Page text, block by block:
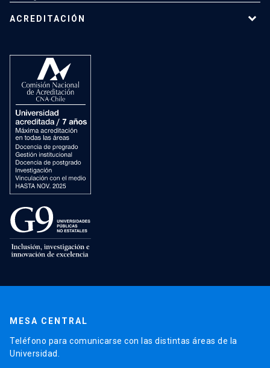
ACREDITACIÓN
MESA CENTRAL
Teléfono para comunicarse con las distintas áreas de la
Universidad.